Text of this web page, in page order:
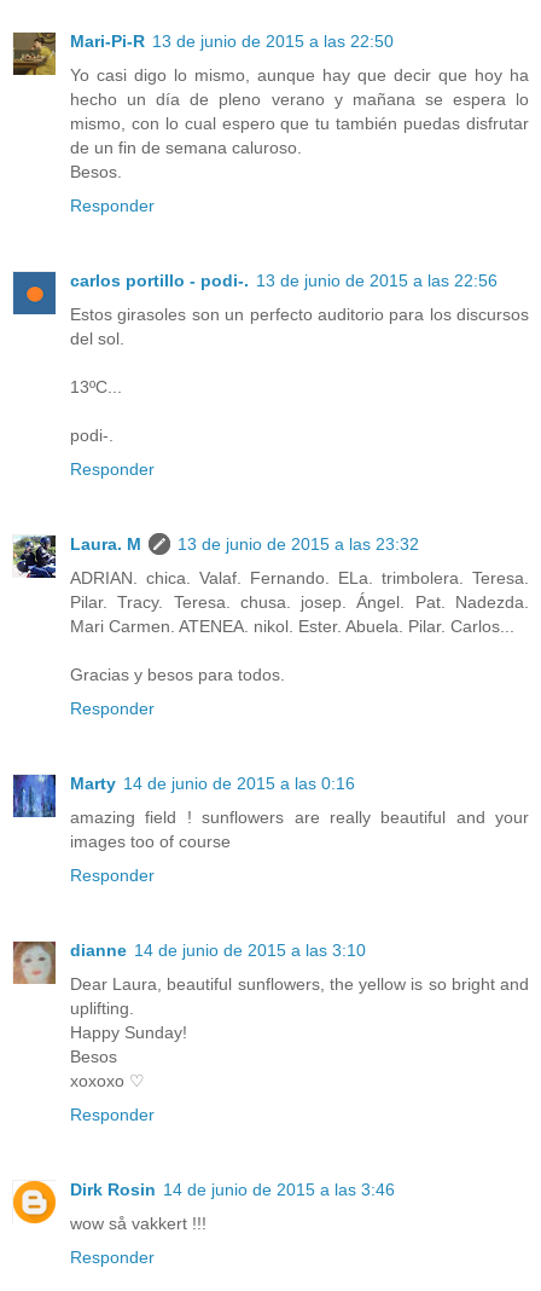
Mari-Pi-R 13 de junio de 2015 a las 22:50
Yo casi digo lo mismo, aunque hay que decir que hoy ha
hecho un día de pleno verano y mañana se espera lo
mismo, con lo cual espero que tu también puedas disfrutar
de un fin de semana caluroso.
Besos.
Responder
carlos portillo - podi-. 13 de junio de 2015 a las 22:56
Estos girasoles son un perfecto auditorio para los discursos
del sol.
13ºC...
podi-.
Responder
Laura. M
13 de junio de 2015 a las 23:32
ADRIAN. chica. Valaf. Fernando. ELa. trimbolera. Teresa.
Pilar. Tracy. Teresa. chusa. josep. Ángel. Pat. Nadezda.
Mari Carmen. ATENEA. nikol. Ester. Abuela. Pilar. Carlos...
Gracias y besos para todos.
Responder
Marty 14 de junio de 2015 a las 0:16
amazing field ! sunflowers are really beautiful and your
images too of course
Responder
dianne 14 de junio de 2015 a las 3:10
Dear Laura, beautiful sunflowers, the yellow is so bright and
uplifting.
Happy Sunday!
Besos
xoxoxo ♡
Responder
Dirk Rosin 14 de junio de 2015 a las 3:46
wow så vakkert !!!
Responder